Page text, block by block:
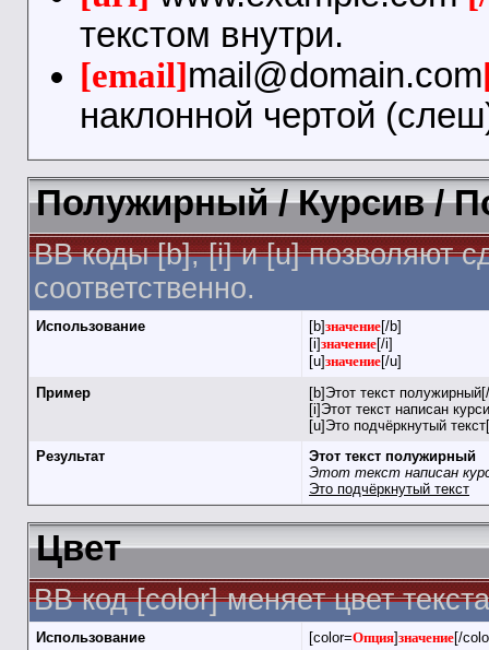
текстом внутри.
[email]mail@domain.com
наклонной чертой
Полужирный / Курсив /
BB коды [b], [i] и [u] позволяют
соответственно.
Использование [b]значение[/b]
[i]значение[/i]
[u]значение[/u]
Пример
[b]Этот текст
[i]Этот текст написан
[u]Это подчёркнутый
Результат
Этот текст полужирный
Этот текст написан
Это подчёркнутый текст
Цвет
BB код [color] меняет цвет
Использование [color=Опция]значение[/